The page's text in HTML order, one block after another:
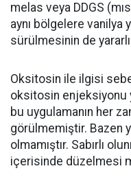
melas veya DDGS
aynı bölgelere vanilya
sürülmesinin de
Oksitosin ile ilgisi
oksitosin enjeksiyonu
bu uygulamanın her
görülmemiştir. Bazen
olmamıştır. Sabırlı
içerisinde düzelmesi